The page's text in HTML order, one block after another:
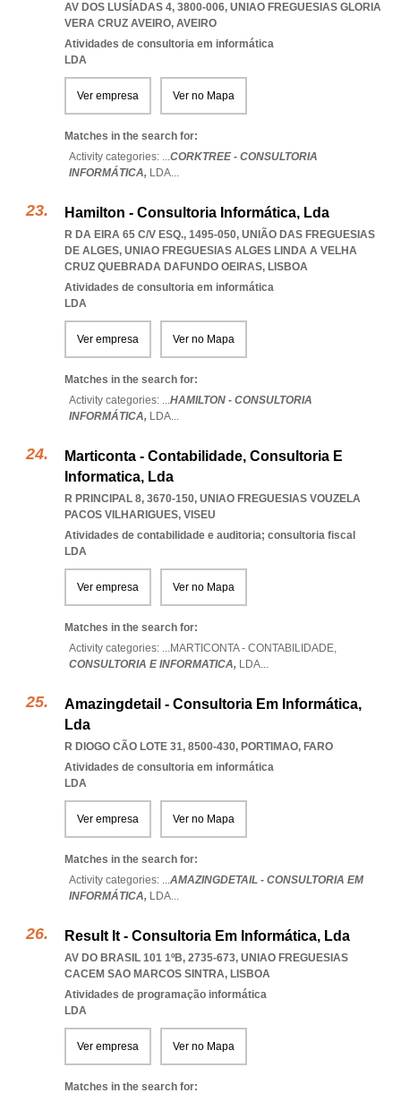
AV DOS LUSÍADAS 4, 3800-006, UNIAO FREGUESIAS GLORIA
VERA CRUZ AVEIRO, AVEIRO
Atividades de consultoria em informática
LDA
Ver empresa Ver no Mapa
Matches in the search for:
Activity categories: ...CORKTREE - CONSULTORIA
INFORMÁTICA, LDA...
Hamilton - Consultoria Informática, Lda
R DA EIRA 65 C/V ESQ., 1495-050, UNIÃO DAS FREGUESIAS
DE ALGES, UNIAO FREGUESIAS ALGES LINDA A VELHA
CRUZ QUEBRADA DAFUNDO OEIRAS, LISBOA
Atividades de consultoria em informática
LDA
Ver empresa Ver no Mapa
Matches in the search for:
Activity categories: ...HAMILTON - CONSULTORIA
INFORMÁTICA, LDA...
Marticonta - Contabilidade, Consultoria E
Informatica, Lda
R PRINCIPAL 8, 3670-150, UNIAO FREGUESIAS VOUZELA
PACOS VILHARIGUES, VISEU
Atividades de contabilidade e auditoria; consultoria fiscal
LDA
Ver empresa Ver no Mapa
Matches in the search for:
Activity categories: ...MARTICONTA - CONTABILIDADE,
CONSULTORIA E INFORMATICA, LDA...
Amazingdetail - Consultoria Em Informática,
Lda
R DIOGO CÃO LOTE 31, 8500-430, PORTIMAO, FARO
Atividades de consultoria em informática
LDA
Ver empresa Ver no Mapa
Matches in the search for:
Activity categories: ...AMAZINGDETAIL - CONSULTORIA EM
INFORMÁTICA, LDA...
Result It - Consultoria Em Informática, Lda
AV DO BRASIL 101 1ºB, 2735-673, UNIAO FREGUESIAS
CACEM SAO MARCOS SINTRA, LISBOA
Atividades de programação informática
LDA
Ver empresa Ver no Mapa
Matches in the search for: